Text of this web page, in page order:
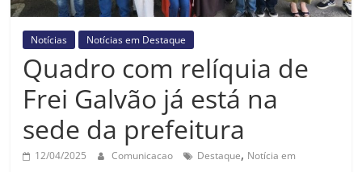
Notícias Notícias em Destaque
Quadro com relíquia de
Frei Galvão já está na
sede da prefeitura
12/04/2025 Comunicacao Destaque, Notícia em